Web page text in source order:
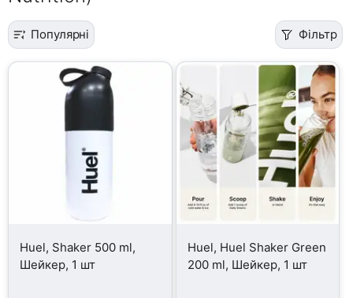
Популярні Фільтр
Huel, Shaker 500 ml,
Шейкер, 1 шт
Huel, Huel Shaker Green
200 ml, Шейкер, 1 шт